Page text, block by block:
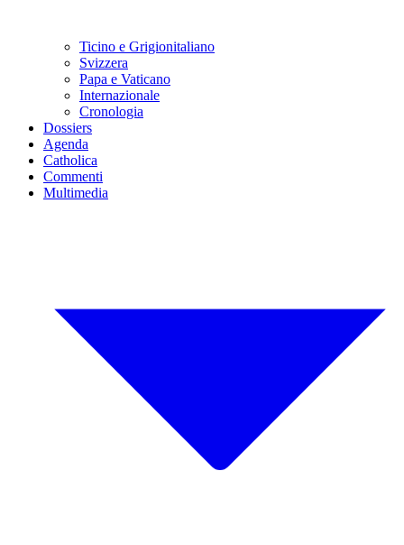
Ticino e Grigionitaliano
Svizzera
Papa e Vaticano
Internazionale
Cronologia
Dossiers
Agenda
Catholica
Commenti
Multimedia